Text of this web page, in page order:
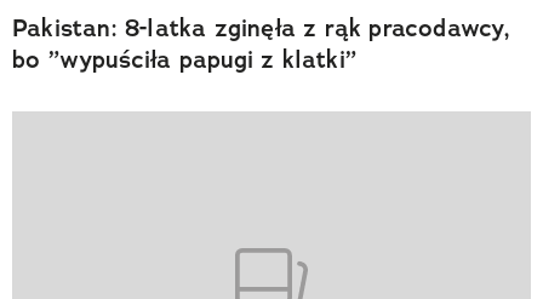
Pakistan: 8-latka zginęła z rąk pracodawcy,
bo ”wypuściła papugi z klatki”